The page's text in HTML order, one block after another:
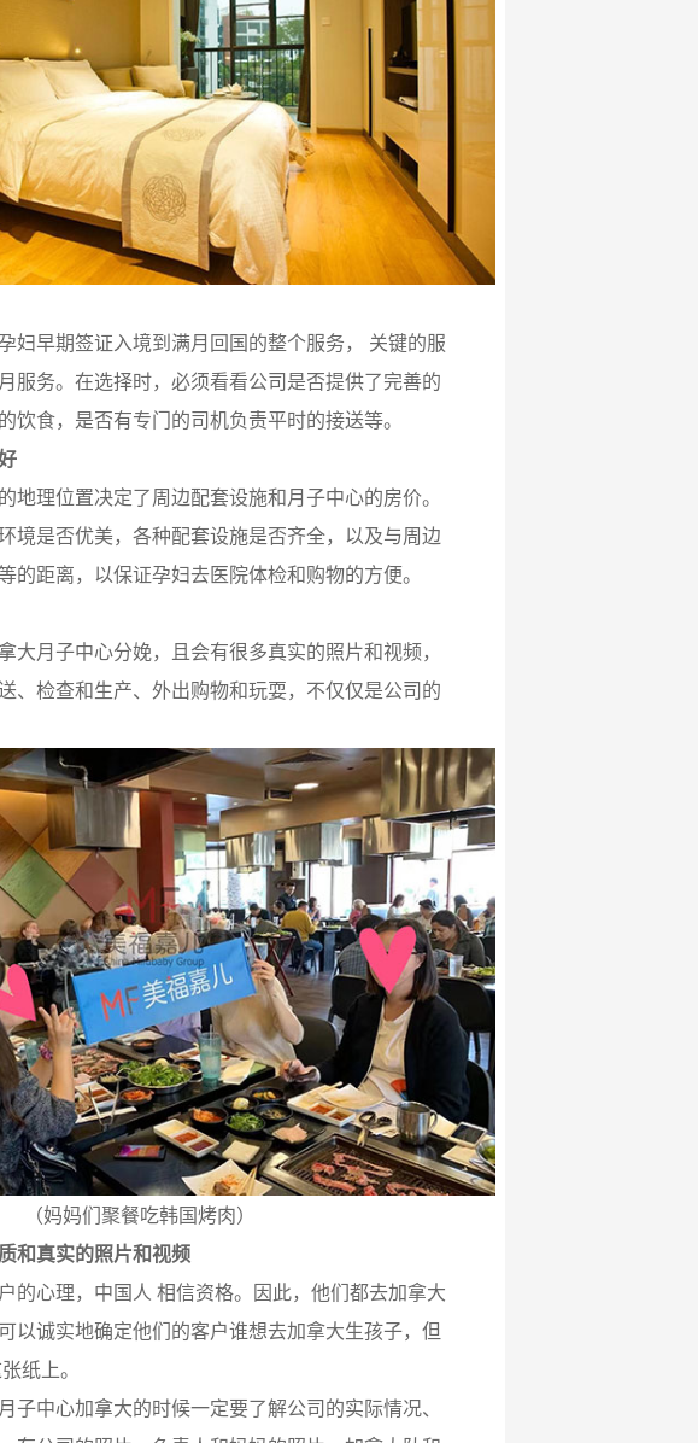
妇早期签证入境到满月回国的整个服务， 关键的服
服务。在选择时，必须看看公司是否提供了完善的
饮食，是否有专门的司机负责平时的接送等。
地理位置决定了周边配套设施和月子中心的房价。
境是否优美，各种配套设施是否齐全，以及与周边
的距离，以保证孕妇去医院体检和购物的方便。
大月子中心分娩，且会有很多真实的照片和视频，
、检查和生产、外出购物和玩耍，不仅仅是公司的
（妈妈们聚餐吃韩国烤肉）
和真实的照片和视频
的心理，中国人 相信资格。因此，他们都去加拿大
以诚实地确定他们的客户谁想去加拿大生孩子，但
纸上。
子中心加拿大的时候一定要了解公司的实际情况、